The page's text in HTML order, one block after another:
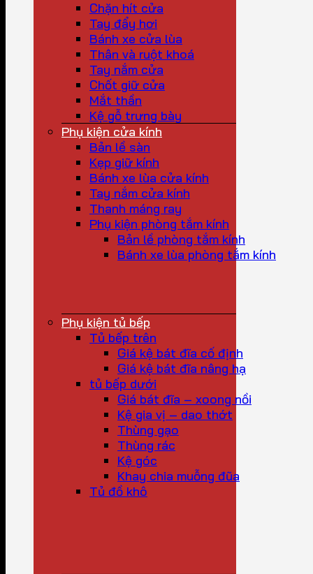
Chặn hít cửa
Tay đẩy hơi
Bánh xe cửa lùa
Thân và ruột khoá
Tay nắm cửa
Chốt giữ cửa
Mắt thần
Kệ gỗ trưng bày
Phụ kiện cửa kính
Bản lề sàn
Kẹp giữ kính
Bánh xe lùa cửa kính
Tay nắm cửa kính
Thanh máng ray
Phụ kiện phòng tắm kính
Bản lề phòng tắm kính
Bánh xe lùa phòng tắm kính
Phụ kiện tủ bếp
Tủ bếp trên
Giá kệ bát đĩa cố định
Giá kệ bát đĩa nâng hạ
tủ bếp dưới
Giá bát đĩa – xoong nồi
Kệ gia vị – dao thớt
Thùng gạo
Thùng rác
Kệ góc
Khay chia muỗng đũa
Tủ đồ khô